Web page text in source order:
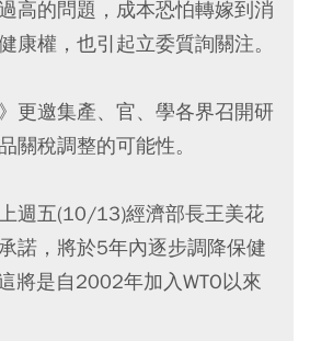
高的問題，成本恐怕轉嫁到消
康權，也引起立委質詢關注。
更邀集產、官、學各界召開研
關稅調整的可能性。
週五(10/13)經濟部長王美花
諾，將於5年內逐步調降保健
將是自2002年加入WTO以來